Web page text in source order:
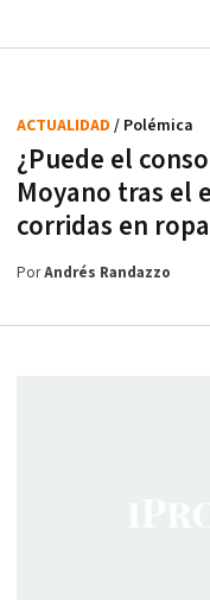
¿Puede el
Moyano tras el
corridas en
ACTUALIDAD / Polémica
PorAndrés Randazzo